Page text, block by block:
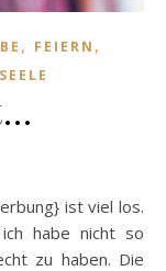
, FEIERN ,
habe nicht so
zu haben. Die